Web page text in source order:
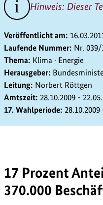
Hinweis: Dieser
Veröffentlicht am:
Laufende Nummer: Nr. 039/
Thema: Klima · Energie
Herausgeber:
Leitung: Norbert Röttgen
Amtszeit: 28.10.2009 -
17. Wahlperiode: 28.10.2009
17
Prozent
Anteil
17 Prozent
370.000